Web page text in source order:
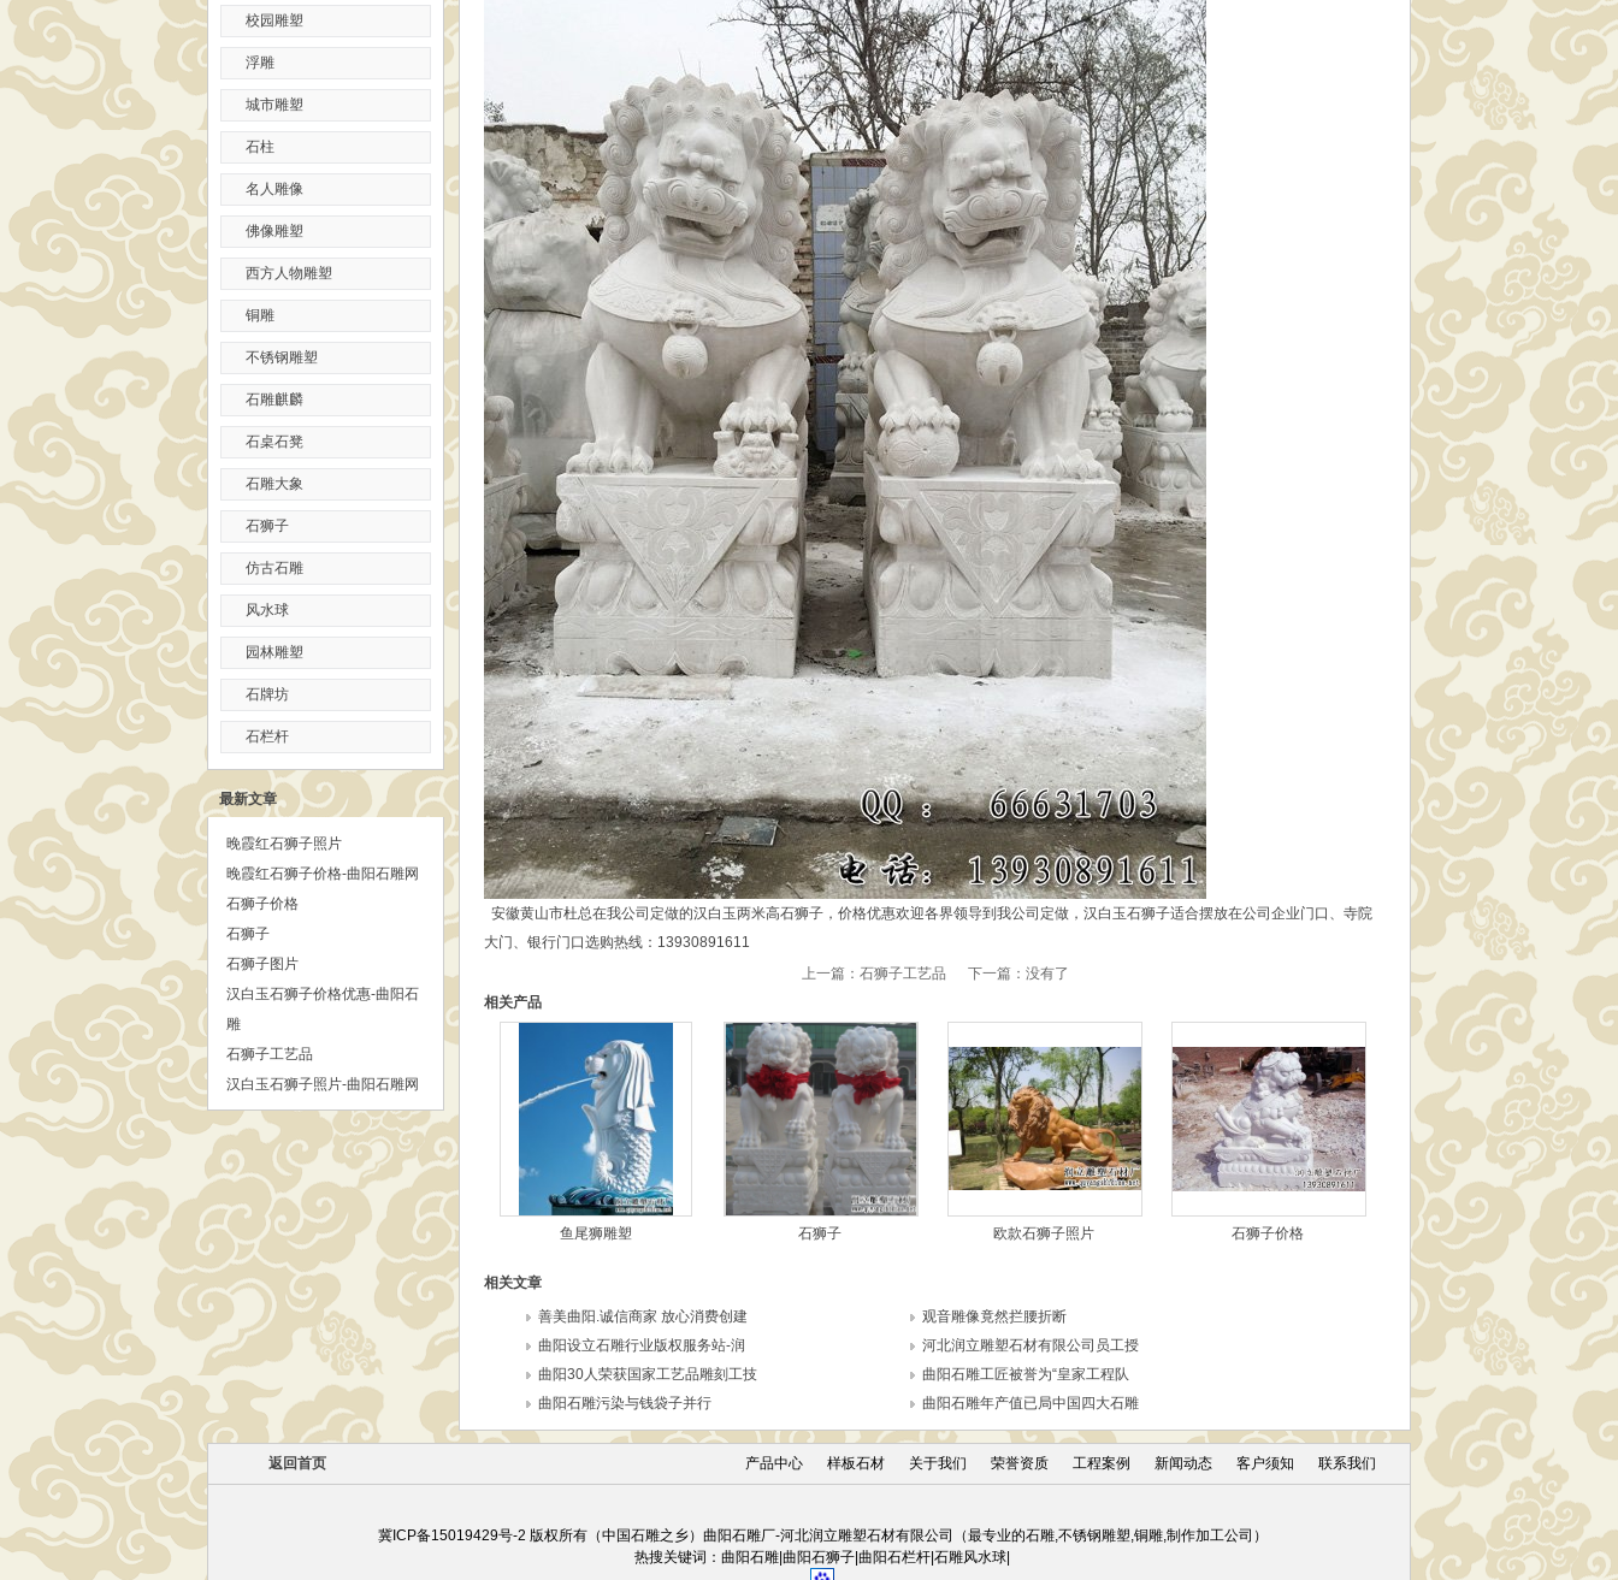
校园雕塑
浮雕
城市雕塑
石柱
名人雕像
佛像雕塑
西方人物雕塑
铜雕
不锈钢雕塑
石雕麒麟
石桌石凳
石雕大象
石狮子
仿古石雕
风水球
园林雕塑
石牌坊
石栏杆
最新文章
晚霞红石狮子照片
晚霞红石狮子价格-曲阳石雕网
石狮子价格
石狮子
石狮子图片
汉白玉石狮子价格优惠-曲阳石
雕
石狮子工艺品
汉白玉石狮子照片-曲阳石雕网
安徽黄山市杜总在我公司定做的汉白玉两米高石狮子，价格优惠欢迎各界领导到我公司定做，汉白玉石狮子适合摆放在公司企业门口、寺院
大门、银行门口选购热线：13930891611
上一篇： 石狮子工艺品 下一篇：没有了
相关产品
鱼尾狮雕塑 石狮子 欧款石狮子照片 石狮子价格
相关文章
善美曲阳.诚信商家 放心消费创建
观音雕像竟然拦腰折断
曲阳设立石雕行业版权服务站-润
河北润立雕塑石材有限公司员工授
曲阳30人荣获国家工艺品雕刻工技
曲阳石雕工匠被誉为“皇家工程队
曲阳石雕污染与钱袋子并行
曲阳石雕年产值已局中国四大石雕
返回首页 产品中心 样板石材 关于我们 荣誉资质 工程案例 新闻动态 客户须知 联系我们
冀ICP备15019429号-2 版权所有（中国石雕之乡）曲阳石雕厂-河北润立雕塑石材有限公司（最专业的石雕,不锈钢雕塑,铜雕,制作加工公司）
热搜关键词： 曲阳石雕 曲阳石狮子 曲阳石栏杆 石雕风水球